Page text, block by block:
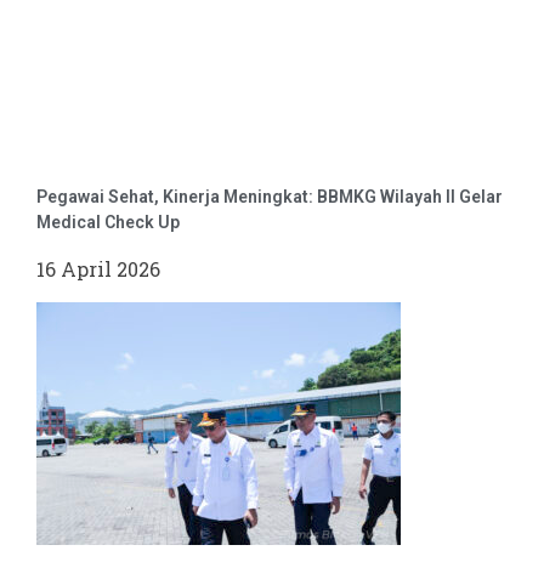
Pegawai Sehat, Kinerja Meningkat: BBMKG Wilayah II Gelar
Medical Check Up
16 April 2026